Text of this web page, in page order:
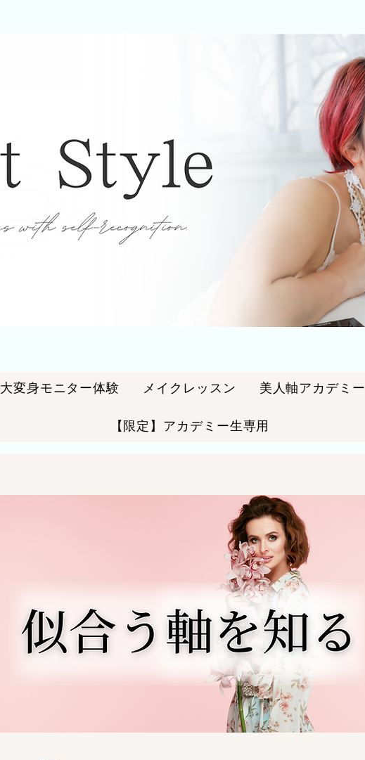
大変身モニター体験 メイクレッスン 美人軸アカデミー
【限定】アカデミー生専用